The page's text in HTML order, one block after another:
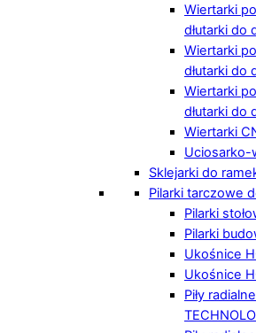
Wiertarki
dłutarki do
Wiertarki
dłutarki do
Wiertarki
dłutarki do
Wiertarki
Uciosarko-
Sklejarki do
Pilarki tarczowe
Pilarki
Pilarki
Ukośnice
Ukośnice
Piły